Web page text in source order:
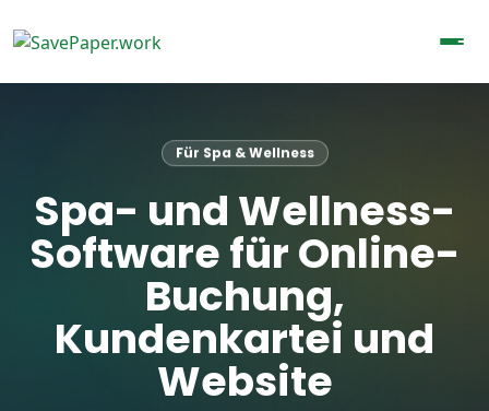
Für Spa & Wellness
Spa- und Wellness-
Software für Online-
Buchung,
Kundenkartei und
Website